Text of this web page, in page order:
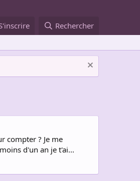
Rechercher
compter ? Je me
d'un an je t'ai...